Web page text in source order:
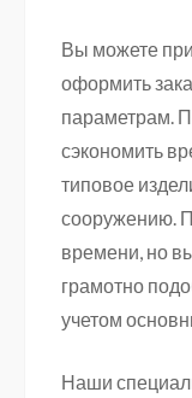
Вы можете
оформить
параметрам.
сэкономить
типовое
сооружению.
времени, но
грамотно
учетом
Наши